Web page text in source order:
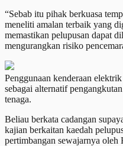
“Sebab itu pihak berkuasa
meneliti amalan terbaik yang
memastikan pelupusan dapat
mengurangkan risiko
Penggunaan kenderaan
sebagai alternatif
tenaga.
Beliau berkata cadangan
kajian berkaitan kaedah
pertimbangan sewajarnya oleh